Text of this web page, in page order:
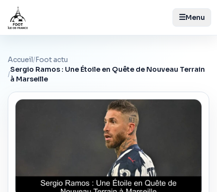
☰Menu
Accueil/Foot actu
/
Sergio Ramos : Une Étoile en Quête de Nouveau Terrain
à Marseille